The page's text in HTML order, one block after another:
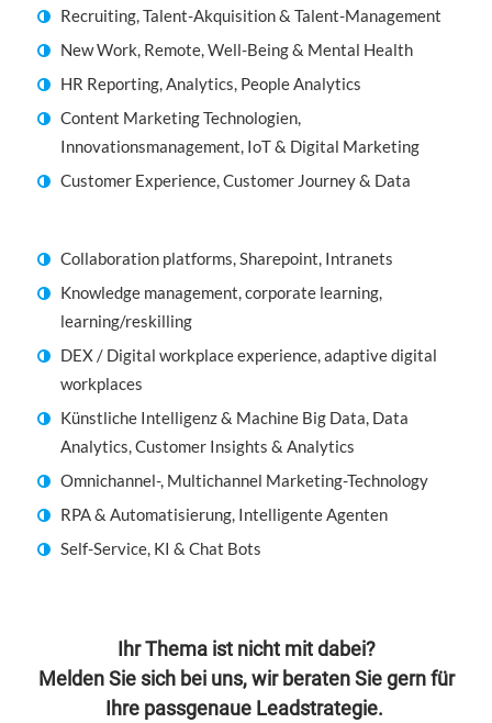
Recruiting, Talent-Akquisition & Talent-Management
New Work, Remote, Well-Being & Mental Health
HR Reporting, Analytics, People Analytics
Content Marketing Technologien,
Innovationsmanagement, IoT & Digital Marketing
Customer Experience, Customer Journey & Data
Collaboration platforms, Sharepoint, Intranets
Knowledge management, corporate learning,
learning/reskilling
DEX / Digital workplace experience, adaptive digital
workplaces
Künstliche Intelligenz & Machine Big Data, Data
Analytics, Customer Insights & Analytics
Omnichannel-, Multichannel Marketing-Technology
RPA & Automatisierung, Intelligente Agenten
Self-Service, KI & Chat Bots
Ihr Thema ist nicht mit dabei?
Melden Sie sich bei uns, wir beraten Sie gern für
Ihre passgenaue Leadstrategie.